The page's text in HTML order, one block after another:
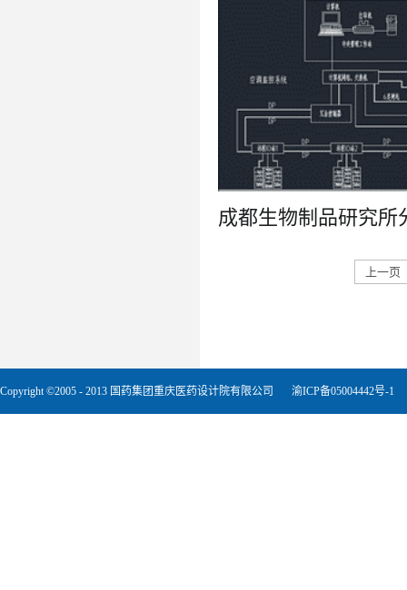
上一页
Copyright ©2005 - 2013 国药集团重庆医药设计院有限公司 渝ICP备05004442号-1